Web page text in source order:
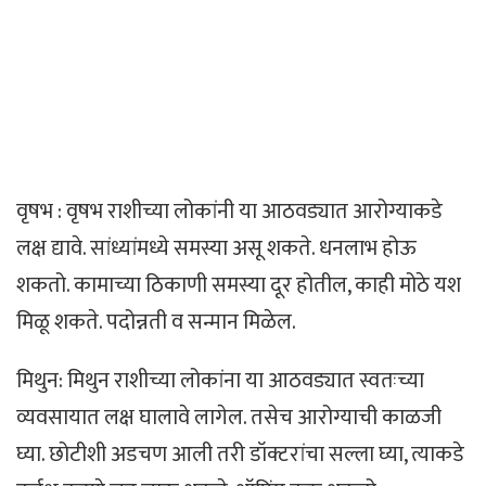
वृषभ : वृषभ राशीच्या लोकांनी या आठवड्यात आरोग्याकडे
लक्ष द्यावे. सांध्यांमध्ये समस्या असू शकते. धनलाभ होऊ
शकतो. कामाच्या ठिकाणी समस्या दूर होतील, काही मोठे यश
मिळू शकते. पदोन्नती व सन्मान मिळेल.
मिथुन: मिथुन राशीच्या लोकांना या आठवड्यात स्वतःच्या
व्यवसायात लक्ष घालावे लागेल. तसेच आरोग्याची काळजी
घ्या. छोटीशी अडचण आली तरी डॉक्टरांचा सल्ला घ्या, त्याकडे